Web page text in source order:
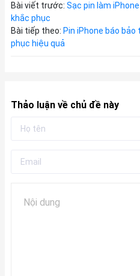
Bài viết trước: Sạc pin làm
khắc phục
Bài tiếp theo: Pin iPhone báo bảo
phục hiệu quả
Thảo luận về chủ đề này